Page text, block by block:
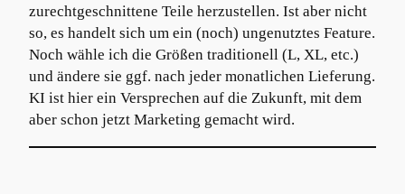
zurechtgeschnittene Teile herzustellen. Ist aber nicht
so, es handelt sich um ein (noch) ungenutztes Feature.
Noch wähle ich die Größen traditionell (L, XL, etc.)
und ändere sie ggf. nach jeder monatlichen Lieferung.
KI ist hier ein Versprechen auf die Zukunft, mit dem
aber schon jetzt Marketing gemacht wird.